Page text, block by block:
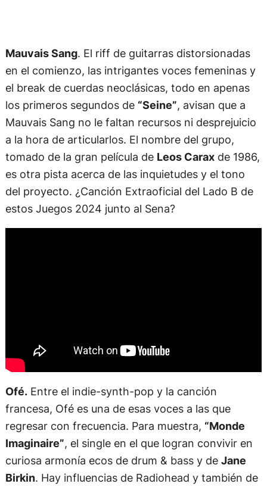
Mauvais Sang. El riff de guitarras distorsionadas
en el comienzo, las intrigantes voces femeninas y
el break de cuerdas neoclásicas, todo en apenas
los primeros segundos de “Seine”, avisan que a
Mauvais Sang no le faltan recursos ni desprejuicio
a la hora de articularlos. El nombre del grupo,
tomado de la gran película de Leos Caraxde 1986,
es otra pista acerca de las inquietudes y el tono
del proyecto. ¿Canción Extraoficial del Lado B de
estos Juegos 2024 junto al Sena?
Ofé.Entre el indie-synth-pop y la canción
francesa, Ofé es una de esas voces a las que
regresar con frecuencia. Para muestra, “Monde
Imaginaire”, el single en el que logran convivir en
curiosa armonía ecos de drum & bass y de Jane
Birkin. Hay influencias de Radiohead y también de